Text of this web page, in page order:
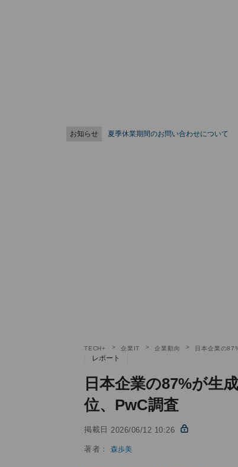
お知らせ 夏季休業期間のお問い合わせについて
TECH+ 企業IT 企業動向 日本企業の
レポート
日本企業の87%が生
位、PwC調査
掲載日 2026/06/12 10:26
著者：森歩美